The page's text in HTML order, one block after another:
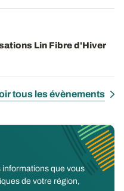
Lin Fibre d'Hiver
tous les évènements
que vous
de votre région,